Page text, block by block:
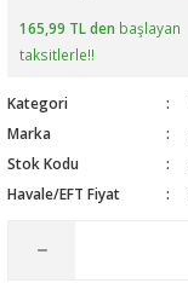
165,99 TL den başlayan
taksitlerle!!
Kategori
Marka
Stok Kodu
Havale/EFT Fiyat